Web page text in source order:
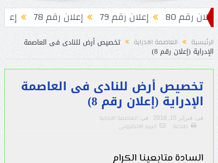
رقم 80 إعلان رقم 79 إعلان رقم 78 إعلان
الرئيسية العاصمة الادراية تخصيص أرض للنادى فى العاصمة
الإدراية (إعلان رقم 8)
تخصيص أرض للنادى فى العاصمة
الإدراية (إعلان رقم 8)
فى: فبراير 15, 2018 فى: العاصمة الادراية
طباعة البريد الالكترونى
السادة متابعينا الكرام